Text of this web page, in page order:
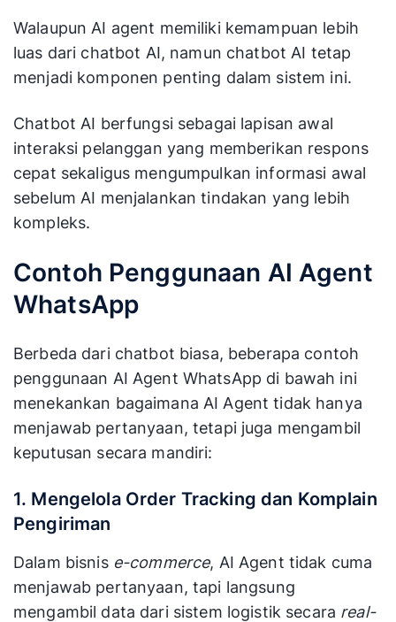
Walaupun AI agent memiliki kemampuan lebih
luas dari chatbot AI, namun chatbot AI tetap
menjadi komponen penting dalam sistem ini.
Chatbot AI berfungsi sebagai lapisan awal
interaksi pelanggan yang memberikan respons
cepat sekaligus mengumpulkan informasi awal
sebelum AI menjalankan tindakan yang lebih
kompleks.
Contoh Penggunaan AI Agent
WhatsApp
Berbeda dari chatbot biasa, beberapa contoh
penggunaan AI Agent WhatsApp di bawah ini
menekankan bagaimana AI Agent tidak hanya
menjawab pertanyaan, tetapi juga mengambil
keputusan secara mandiri:
1. Mengelola Order Tracking dan Komplain
Pengiriman
Dalam bisnis e-commerce, AI Agent tidak cuma
menjawab pertanyaan, tapi langsung
mengambil data dari sistem logistik secara real-